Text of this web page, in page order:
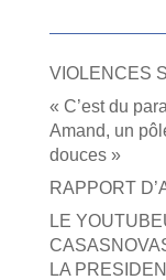
VIOLENCES
« C’est du
Amand, un
douces »
RAPPORT
LE
LA